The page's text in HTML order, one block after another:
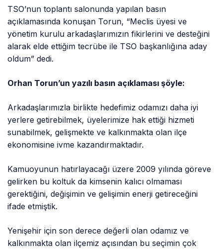
TSO’nun toplantı salonunda yapılan basın
açıklamasında konuşan Torun, “Meclis üyesi ve
yönetim kurulu arkadaşlarımızın fikirlerini ve desteğini
alarak elde ettiğim tecrübe ile TSO başkanlığına aday
oldum” dedi.
Orhan Torun’un yazılı basın açıklaması şöyle:
Arkadaşlarımızla birlikte hedefimiz odamızı daha iyi
yerlere getirebilmek, üyelerimize hak ettiği hizmeti
sunabilmek, gelişmekte ve kalkınmakta olan ilçe
ekonomisine ivme kazandırmaktadır.
Kamuoyunun hatırlayacağı üzere 2009 yılında göreve
gelirken bu koltuk da kimsenin kalıcı olmaması
gerektiğini, değişimin ve gelişimin enerji getireceğini
ifade etmiştik.
Yenişehir için son derece değerli olan odamız ve
kalkınmakta olan ilçemiz açısından bu seçimin çok